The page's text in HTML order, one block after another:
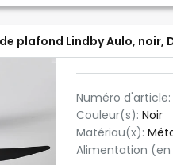
plafond Lindby Aulo, noir,
Numéro d'article:
Couleur(s): Noir
Matériau(x):
Alimentation (en